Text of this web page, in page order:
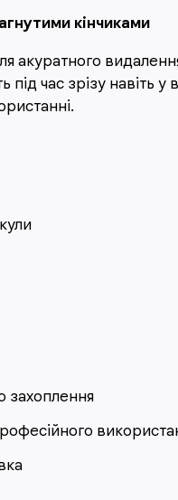
кінчиками
акуратного
час зрізу навіть
захоплення